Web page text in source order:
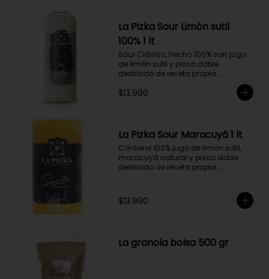
corazón del Valle del Elqui.
La Pizka Sour Limón sutil
100% 1 lt
Sour Clásico, hecho 100% con jugo
de limón sutil y pisco doble
destilado de receta propia.
Elaborado en el corazón del Valle
del Elqui, hecho a partir de uva
$13.990
La Pizka Sour Maracuyá 1 lt
Contiene 100% jugo de limón sutil,
maracuyá natural y pisco doble
destilado de receta propia,
Características:
duración es de 12 meses a partir de
$13.990
La granola bolsa 500 gr